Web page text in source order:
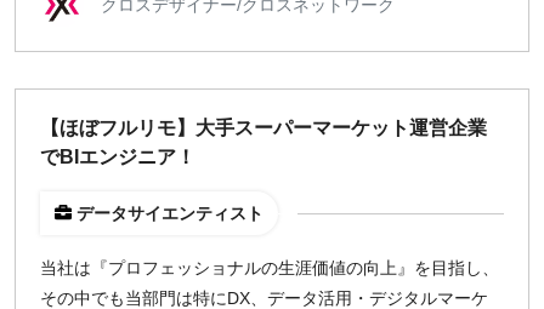
クロスデザイナー/クロスネットワーク
【ほぼフルリモ】大手スーパーマーケット運営企業
でBIエンジニア！
データサイエンティスト
当社は『プロフェッショナルの生涯価値の向上』を目指し、
その中でも当部門は特にDX、データ活用・デジタルマーケ